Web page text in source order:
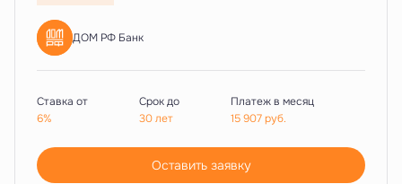
ДОМ РФ Банк
Ставка от
6%
Срок до
30 лет
Платеж в месяц
15 907руб.
Оставить заявку